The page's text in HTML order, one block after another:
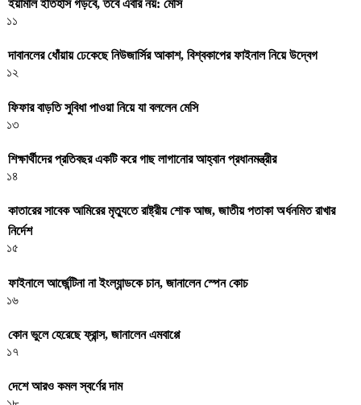
ইয়ামাল ইতিহাস গড়বে, তবে এবার নয়: মেসি
১১
দাবানলের ধোঁয়ায় ঢেকেছে নিউজার্সির আকাশ, বিশ্বকাপের ফাইনাল নিয়ে উদ্বেগ
১২
ফিফার বাড়তি সুবিধা পাওয়া নিয়ে যা বললেন মেসি
১৩
শিক্ষার্থীদের প্রতিবছর একটি করে গাছ লাগানোর আহ্বান প্রধানমন্ত্রীর
১৪
কাতারের সাবেক আমিরের মৃত্যুতে রাষ্ট্রীয় শোক আজ, জাতীয় পতাকা অর্ধনমিত রাখার
নির্দেশ
১৫
ফাইনালে আর্জেন্টিনা না ইংল্যান্ডকে চান, জানালেন স্পেন কোচ
১৬
কোন ভুলে হেরেছে ফ্রান্স, জানালেন এমবাপ্পে
১৭
দেশে আরও কমল স্বর্ণের দাম